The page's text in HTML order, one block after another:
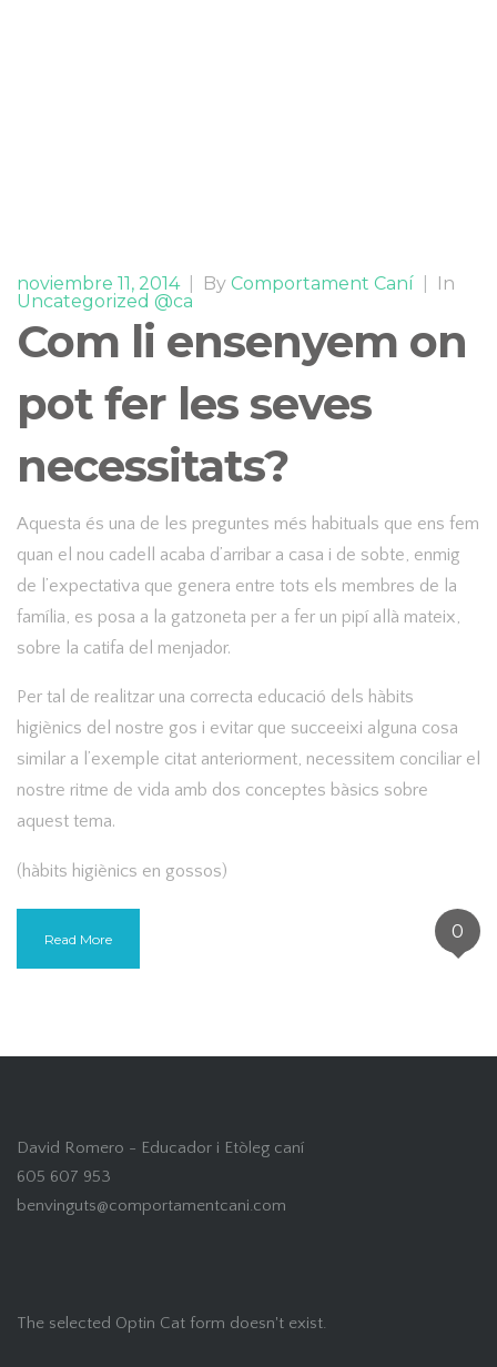
noviembre 11, 2014 By Comportament Caní
In
Uncategorized @ca
Com li ensenyem on
pot fer les seves
necessitats?
Aquesta és una de les preguntes més habituals que ens fem
quan el nou cadell acaba d’arribar a casa i de sobte, enmig
de l’expectativa que genera entre tots els membres de la
família, es posa a la gatzoneta per a fer un pipí allà mateix,
sobre la catifa del menjador.
Per tal de realitzar una correcta educació dels hàbits
higiènics del nostre gos i evitar que succeeixi alguna cosa
similar a l’exemple citat anteriorment, necessitem conciliar el
nostre ritme de vida amb dos conceptes bàsics sobre
aquest tema.
(hàbits higiènics en gossos)
Read More 0
David Romero - Educador i Etòleg caní
605 607 953
benvinguts@comportamentcani.com
The selected Optin Cat form doesn't exist.